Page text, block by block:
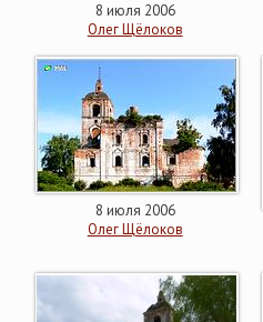
8 июля 2006
Олег Щёлоков
8 июля 2006
Олег Щёлоков